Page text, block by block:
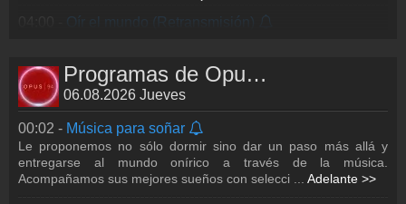
Oír el mundo (Retransmisión)
abiertas para todo público, no im...Adelante >>
05:00 -Música para soñar
Le proponemos no sólo dormir sino dar un paso más allá y
entregarse al mundo onírico a través de la música.
Acompañamos sus mejores sueños con selecci
... Adelante >>
Programas de Opus 94.5
06.08.2026 Jueves
00:02 - Música para soñar
Le proponemos no sólo dormir sino dar un paso más allá y
entregarse al mundo onírico a través de la música.
Acompañamos sus mejores sueños con selecci ... Adelante >>